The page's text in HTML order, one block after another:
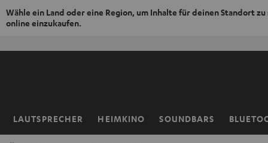
Wähle ein Land oder eine Region, um Inhalte für deinen Standort zu
online einzukaufen.
LAUTSPRECHER HEIMKINO SOUNDBARS
Startseite